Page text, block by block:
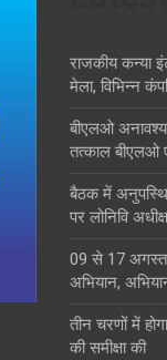
राजकीय कन्या
मेला, विभिन्न
बीएलओ
तत्काल
बैठक में
पर लोनिवि
09 से 17 अगस्त
अभियान,
तीन चरणों में
की समीक्षा की